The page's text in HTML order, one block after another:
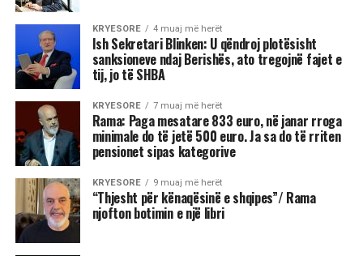
KRYESORE 4 muaj më herët
Ish Sekretari Blinken: U qëndroj plotësisht
sanksioneve ndaj Berishës, ato tregojnë fajet e
tij, jo të SHBA
KRYESORE 7 muaj më herët
Rama: Paga mesatare 833 euro, në janar rroga
minimale do të jetë 500 euro. Ja sa do të rriten
pensionet sipas kategorive
KRYESORE 9 muaj më herët
“Thjesht për kënaqësinë e shqipes”/ Rama
njofton botimin e një libri